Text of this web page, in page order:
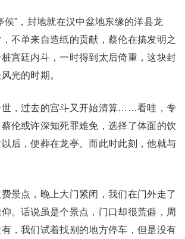
侯”，封地就在汉中盆地东缘的洋县龙
不单来自造纸的贡献，蔡伦在搞发明之
宫廷内斗，一时得到太后倚重，这块封
光的时期。
世，过去的宫斗又开始清算……看哇，专
伦或许深知死罪难免，选择了体面的饮
后，便葬在龙亭。而此时此刻，他就与
景点，晚上大门紧闭，我们在门外走了
。话说虽是个景点，门口却很荒僻，周
，我们试着找别的地方停车，但是没有